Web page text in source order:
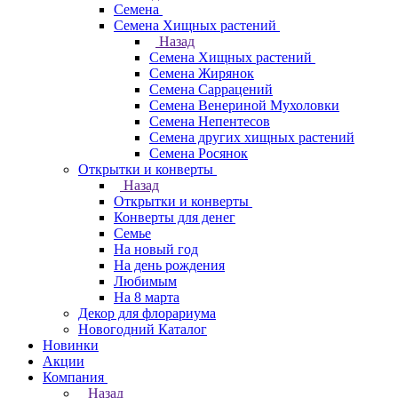
Семена
Семена Хищных растений
Назад
Семена Хищных растений
Семена Жирянок
Семена Саррацений
Семена Венериной Мухоловки
Семена Непентесов
Семена других хищных растений
Семена Росянок
Открытки и конверты
Назад
Открытки и конверты
Конверты для денег
Семье
На новый год
На день рождения
Любимым
На 8 марта
Декор для флорариума
Новогодний Каталог
Новинки
Акции
Компания
Назад